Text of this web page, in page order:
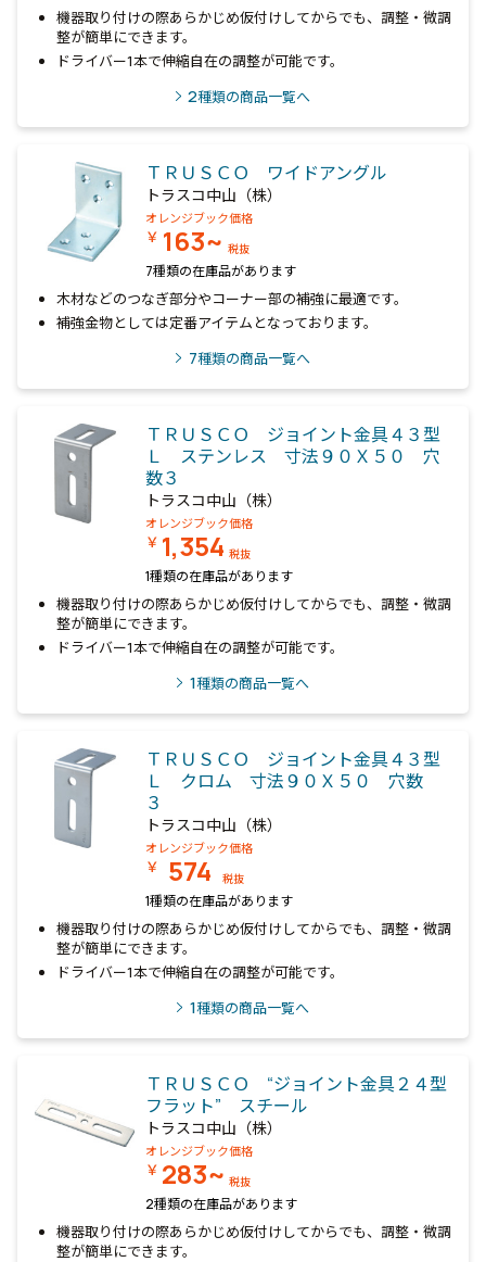
機器取り付けの際あらかじめ仮付けしてからでも、調整・微調
整が簡単にできます。
ドライバー1本で伸縮自在の調整が可能です。
2種類の商品一覧へ
ＴＲＵＳＣＯ ワイドアングル
トラスコ中山（株）
オレンジブック価格
￥ 163~ 税抜
7種類の在庫品があります
木材などのつなぎ部分やコーナー部の補強に最適です。
補強金物としては定番アイテムとなっております。
7種類の商品一覧へ
ＴＲＵＳＣＯ ジョイント金具４３型
Ｌ ステンレス 寸法９０Ｘ５０ 穴
数３
トラスコ中山（株）
オレンジブック価格
￥ 1,354 税抜
1種類の在庫品があります
機器取り付けの際あらかじめ仮付けしてからでも、調整・微調
整が簡単にできます。
ドライバー1本で伸縮自在の調整が可能です。
1種類の商品一覧へ
ＴＲＵＳＣＯ ジョイント金具４３型
Ｌ クロム 寸法９０Ｘ５０ 穴数
３
トラスコ中山（株）
オレンジブック価格
￥ 574 税抜
1種類の在庫品があります
機器取り付けの際あらかじめ仮付けしてからでも、調整・微調
整が簡単にできます。
ドライバー1本で伸縮自在の調整が可能です。
1種類の商品一覧へ
ＴＲＵＳＣＯ “ジョイント金具２４型
フラット” スチール
トラスコ中山（株）
オレンジブック価格
￥ 283~ 税抜
2種類の在庫品があります
機器取り付けの際あらかじめ仮付けしてからでも、調整・微調
整が簡単にできます。